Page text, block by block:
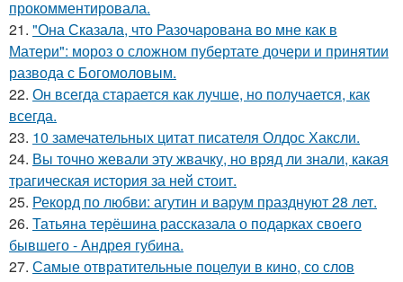
прокомментировала.
21. "Она Сказала, что Разочарована во мне как в
Матери": мороз о сложном пубертате дочери и принятии
развода с Богомоловым.
22. Он всегда старается как лучше, но получается, как
всегда.
23. 10 замечательных цитат писателя Олдос Хаксли.
24. Вы точно жевали эту жвачку, но вряд ли знали, какая
трагическая история за ней стоит.
25. Рекорд по любви: агутин и варум празднуют 28 лет.
26. Татьяна терёшина рассказала о подарках своего
бывшего - Андрея губина.
27. Самые отвратительные поцелуи в кино, со слов